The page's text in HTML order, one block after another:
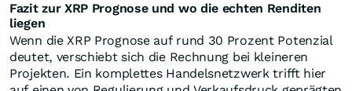
Fazit zur XRP Prognose und wo die echten Renditen
liegen
Wenn die XRP Prognose auf rund 30 Prozent Potenzial
deutet, verschiebt sich die Rechnung bei kleineren
Projekten. Ein komplettes Handelsnetzwerk trifft hier